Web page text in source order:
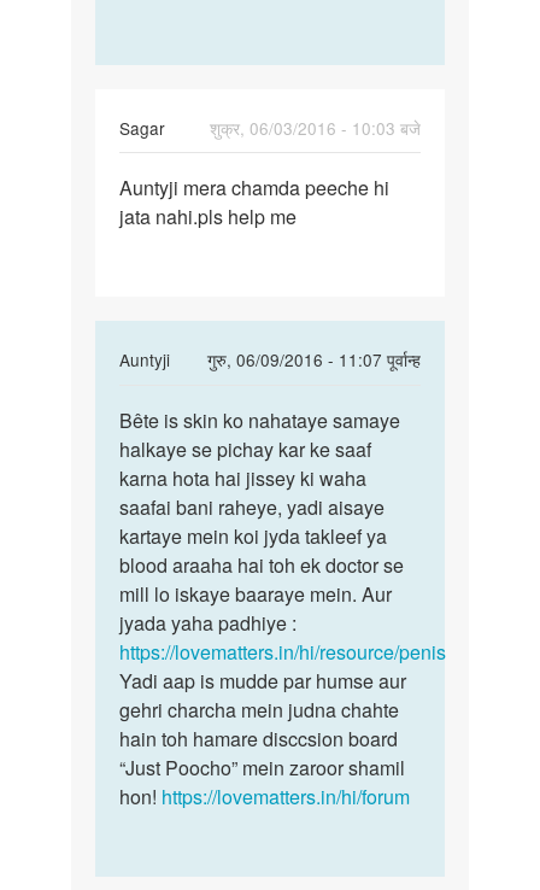
Sagar
शुक्र, 06/03/2016 - 10:03 बजे
Auntyji
mera
Auntyji mera chamda peeche hi
jata nahi.pls help me
Auntyji
गुरु, 06/09/2016 - 11:07 पूर्वान्ह
In
to
Auntyji
mera
chamda
peeche
hi
by
Sagar
Bête
is
skin
ko
nahataye
Bête is skin ko nahataye samaye
halkaye se pichay kar ke saaf
karna hota hai jissey ki waha
saafai bani raheye, yadi aisaye
kartaye mein koi jyda takleef ya
blood araaha hai toh ek doctor se
mill lo iskaye baaraye mein. Aur
jyada yaha padhiye :
https://lovematters.in/hi/resource/penis
Yadi aap is mudde par humse aur
gehri charcha mein judna chahte
hain toh hamare disccsion board
“Just Poocho” mein zaroor shamil
hon! https://lovematters.in/hi/forum